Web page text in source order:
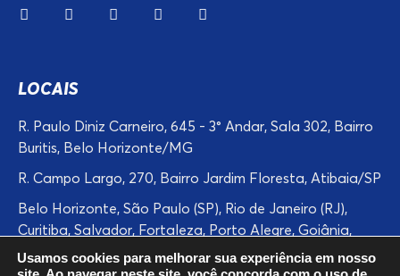
LOCAIS
R. Paulo Diniz Carneiro, 645 - 3° Andar, Sala 302, Bairro
Buritis, Belo Horizonte/MG
R. Campo Largo, 270, Bairro Jardim Floresta, Atibaia/SP
Belo Horizonte, São Paulo (SP), Rio de Janeiro (RJ),
Curitiba, Salvador, Fortaleza, Porto Alegre, Goiânia,
Campinas, Recife, Guarulhos, Manaus, Belém,
Contagem, Betim, Atibaia, Bragaça Paulista, Cuiabá,
Usamos cookies para melhorar sua experiência em nosso